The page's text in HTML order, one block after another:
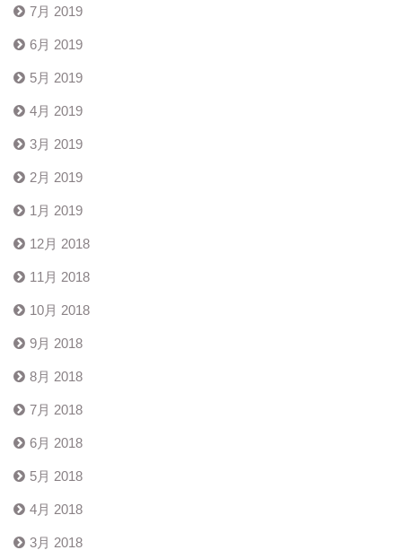
7月 2019
6月 2019
5月 2019
4月 2019
3月 2019
2月 2019
1月 2019
12月 2018
11月 2018
10月 2018
9月 2018
8月 2018
7月 2018
6月 2018
5月 2018
4月 2018
3月 2018